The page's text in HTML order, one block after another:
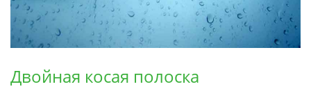
Двойная косая полоска